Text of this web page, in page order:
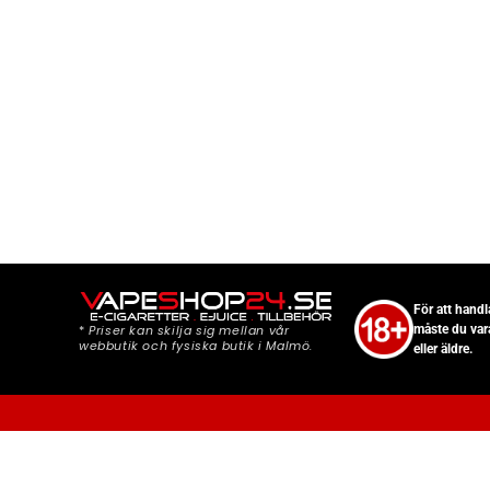
*Priser kan skilja sig mellan vår
webbutik och fysiska butik i Malmö.
För att
måste du
eller äldre.